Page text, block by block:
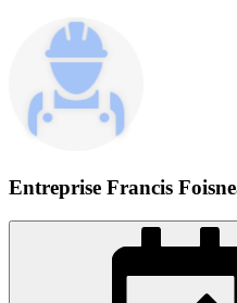
Entreprise Francis